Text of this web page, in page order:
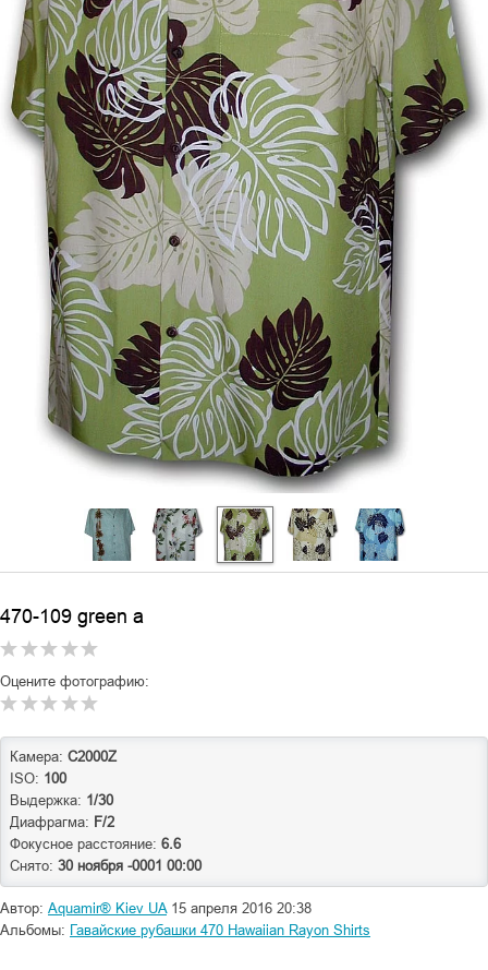
470-109 green a
Оцените фотографию:
Камера: C2000Z
ISO: 100
Выдержка: 1/30
Диафрагма: F/2
Фокусное расстояние: 6.6
Снято: 30 ноября -0001 00:00
Автор: Aquamir® Kiev UA15 апреля 2016 20:38
Альбомы: Гавайские рубашки 470 Hawaiian Rayon Shirts